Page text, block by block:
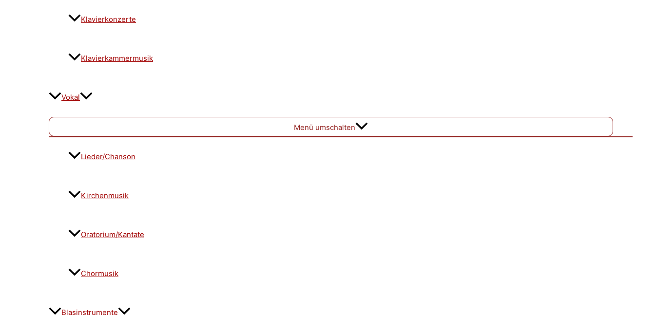
Klavierkonzerte
Klavierkammermusik
Vokal
Menü umschalten
Lieder/Chanson
Kirchenmusik
Oratorium/Kantate
Chormusik
Blasinstrumente